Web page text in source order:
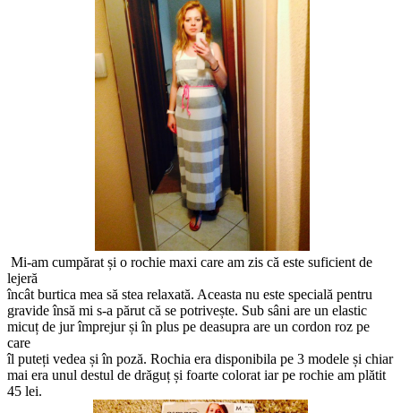
Mi-am cumpărat și o rochie maxi care am zis că este suficient de
lejeră
încât burtica mea să stea relaxată. Aceasta nu este specială pentru
gravide însă mi s-a părut că se potrivește. Sub sâni are un elastic
micuț de jur împrejur și în plus pe deasupra are un cordon roz pe
care
îl puteți vedea și în poză. Rochia era disponibila pe 3 modele și chiar
mai era unul destul de drăguț și foarte colorat iar pe rochie am plătit
45 lei.